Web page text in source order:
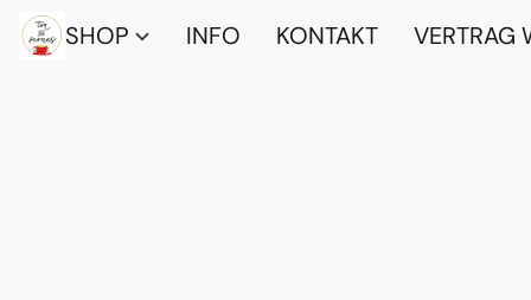
SHOP INFO KONTAKT VERTRAG